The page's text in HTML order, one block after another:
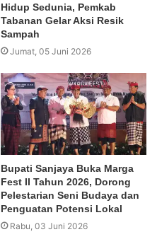
Hidup Sedunia, Pemkab
Tabanan Gelar Aksi Resik
Sampah
Jumat, 05 Juni 2026
Bupati Sanjaya Buka Marga
Fest II Tahun 2026, Dorong
Pelestarian Seni Budaya dan
Penguatan Potensi Lokal
Rabu, 03 Juni 2026